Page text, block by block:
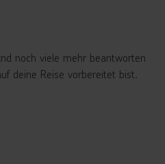
noch viele mehr beantworten
deine Reise vorbereitet bist.